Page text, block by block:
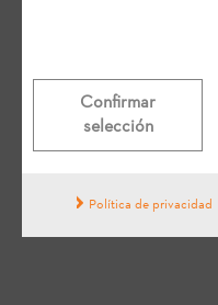
Su opinion es
¿Te ha
Sí
Confirmar
selección
Política de privacidad